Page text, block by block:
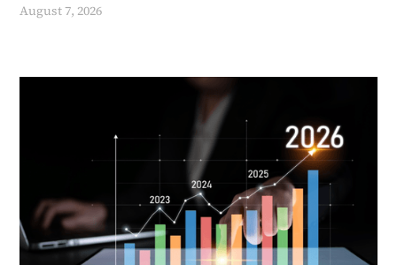
August 7, 2026